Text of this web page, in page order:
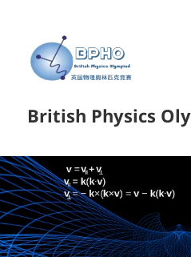
British Physics